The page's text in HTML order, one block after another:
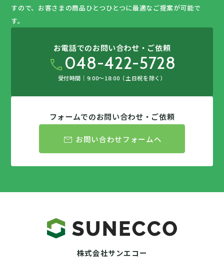
（す
う）
すので、 お客さまの商品ひとつひとつに最適なご提案が可能で
す。
お電話でのお問い合わせ・ご依頼
call048-422-5728
受付時間｜9:00〜18:00（土日祝を除く）
フォームでのお問い合わせ・ご依頼
mail お問い合わせフォームへ
株式会社サンエコー